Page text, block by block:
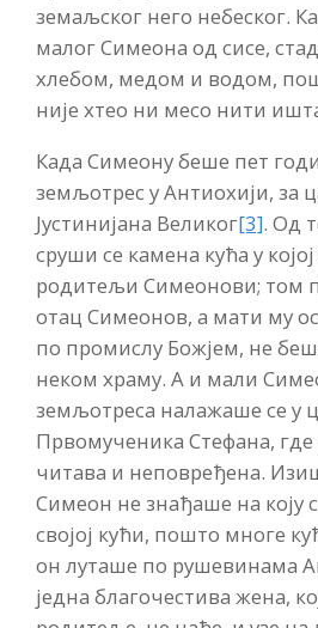
земаљског него небеског.
малог Симеона од сисе,
хлебом, медом и водом,
није хтео ни месо нити
Када Симеону беше пет
земљотрес у Антиохији, за
Јустинијана Великог[3]. Од
сруши се камена кућа у
родитељи Симеонови; том
отац Симеонов, а мати му
по промислу Божјем, не
неком храму. А и мали
земљотреса налажаше се у
Првомученика Стефана, где
читава и неповређена.
Симеон не знађаше на коју
својој кући, пошто многе
он луташе по рушевинама
једна благочестива жена,